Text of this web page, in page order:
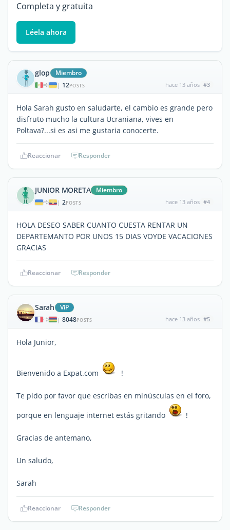
Completa y gratuita
Léela ahora
glop Miembro
| 12POSTS hace 13 años #3
Hola Sarah gusto en saludarte, el cambio es grande pero
disfruto mucho la cultura Ucraniana, vives en
Poltava?...si es asi me gustaria conocerte.
Reaccionar Responder
JUNIOR MORETA Miembro
| 2POSTS hace 13 años #4
HOLA DESEO SABER CUANTO CUESTA RENTAR UN
DEPARTEMANTO POR UNOS 15 DIAS VOYDE VACACIONES
GRACIAS
Reaccionar Responder
Sarah ViP
| 8048POSTS hace 13 años #5
Hola Junior,
Bienvenido a Expat.com !
Te pido por favor que escribas en minúsculas en el foro,
porque en lenguaje internet estás gritando
!
Gracias de antemano,
Un saludo,
Sarah
Reaccionar Responder